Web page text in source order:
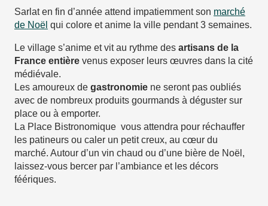
Sarlat en fin d’année attend impatiemment son marché
de Noël qui colore et anime la ville pendant 3 semaines.
Le village s’anime et vit au rythme des artisans de la
France entière venus exposer leurs œuvres dans la cité
médiévale.
Les amoureux de gastronomie ne seront pas oubliés
avec de nombreux produits gourmands à déguster sur
place ou à emporter.
La Place Bistronomique vous attendra pour réchauffer
les patineurs ou caler un petit creux, au cœur du
marché. Autour d’un vin chaud ou d’une bière de Noël,
laissez-vous bercer par l’ambiance et les décors
féériques.